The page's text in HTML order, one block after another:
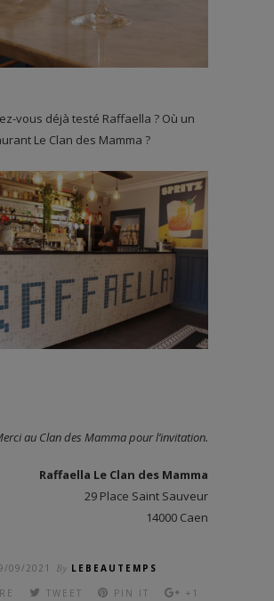
vous déjà testé Raffaella ? Où un
Le Clan des Mamma ?
au Clan des Mamma pour l’invitation.
Raffaella Le Clan des Mamma
29 Place Saint Sauveur
14000 Caen
09/2021 By LEBEAUTEMPS
TWEET PIN IT +1